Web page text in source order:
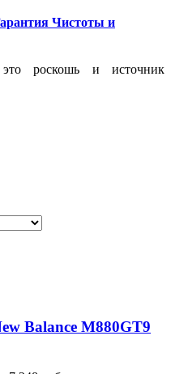
Чистоты и
роскошь и источник
Balance M880GT9